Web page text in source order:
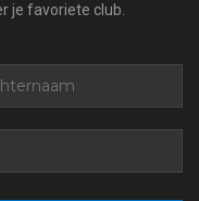
je favoriete club.